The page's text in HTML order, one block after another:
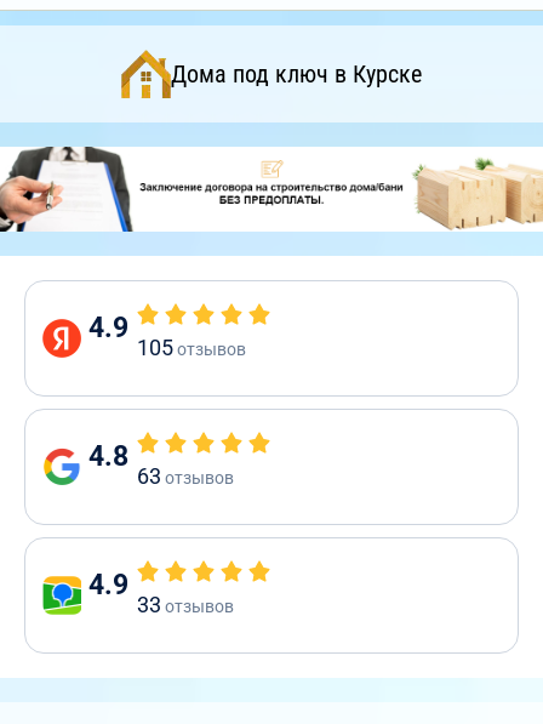
Дома под ключ в Курске
4.9
105отзывов
4.8
63 отзывов
4.9
33 отзывов